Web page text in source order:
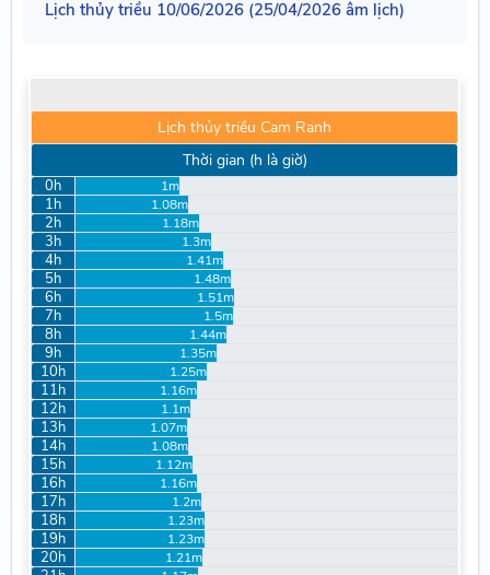
Lịch thủy triều 10/06/2026 (25/04/2026 âm lịch)
Lịch thủy triều Cam Ranh
Thời gian (h là giờ)
0h 1m
1h 1.08m
2h 1.18m
3h 1.3m
4h 1.41m
5h 1.48m
6h 1.51m
7h 1.5m
8h 1.44m
9h 1.35m
10h 1.25m
11h 1.16m
12h 1.1m
13h 1.07m
14h 1.08m
15h 1.12m
16h 1.16m
17h 1.2m
18h 1.23m
19h 1.23m
20h 1.21m